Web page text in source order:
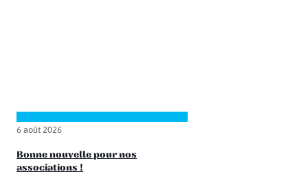
6 août 2026
Bonne nouvelle pour nos
associations !